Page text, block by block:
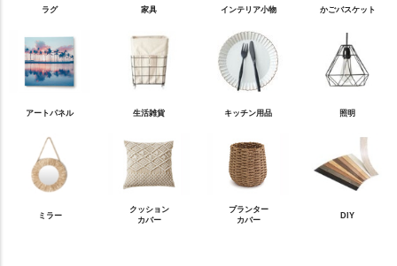
ラグ 家具 インテリア小物 かごバスケット
アートパネル 生活雑貨 キッチン用品 照明
ミラー
クッション
カバー
プランター
カバー
DIY